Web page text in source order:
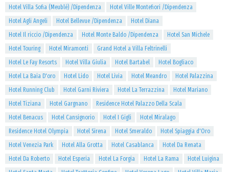
Hotel Villa Sofia (Meublè) /Dipendenza
Hotel Ville Montefiori /Dipendenza
Hotel Agli Angeli
Hotel Bellevue /Dipendenza
Hotel Diana
Hotel Il riccio /Dipendenza
Hotel Monte Baldo /Dipendenza
Hotel San Michele
Hotel Touring
Hotel Miramonti
Grand Hotel a Villa Feltrinelli
Hotel Le Fay Resorts
Hotel Villa Giulia Hotel Bartabel
Hotel Bogliaco
Hotel La Baia D'oro
Hotel Lido Hotel Livia Hotel Meandro
Hotel Palazzina
Hotel Running Club
Hotel Garni Riviera Hotel La Terrazzina
Hotel Mariano
Hotel Tiziana
Hotel Gargnano
Residence Hotel Palazzo Della Scala
Hotel Benacus
Hotel Cansignorio Hotel I Gigli
Hotel Miralago
Residence Hotel Olympia
Hotel Sirena Hotel Smeraldo
Hotel Spiaggia d'Oro
Hotel Venezia Park
Hotel Alla Grotta Hotel Casablanca
Hotel Da Renata
Hotel Da Roberto
Hotel Esperia Hotel La Forgia Hotel La Rama
Hotel Luigina